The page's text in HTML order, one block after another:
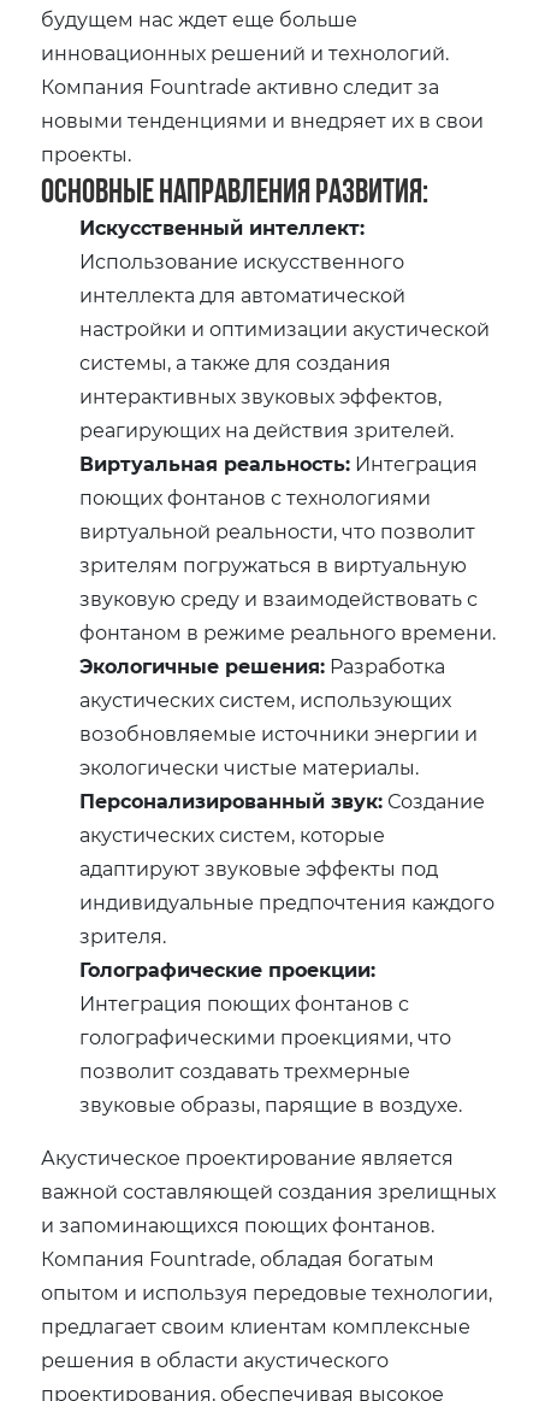
будущем нас ждет еще больше
инновационных решений и технологий.
Компания Fountrade активно следит за
новыми тенденциями и внедряет их в свои
проекты.
Основные направления развития:
Искусственный интеллект:
Использование искусственного
интеллекта для автоматической
настройки и оптимизации акустической
системы, а также для создания
интерактивных звуковых эффектов,
реагирующих на действия зрителей.
Виртуальная реальность: Интеграция
поющих фонтанов с технологиями
виртуальной реальности, что позволит
зрителям погружаться в виртуальную
звуковую среду и взаимодействовать с
фонтаном в режиме реального времени.
Экологичные решения: Разработка
акустических систем, использующих
возобновляемые источники энергии и
экологически чистые материалы.
Персонализированный звук: Создание
акустических систем, которые
адаптируют звуковые эффекты под
индивидуальные предпочтения каждого
зрителя.
Голографические проекции:
Интеграция поющих фонтанов с
голографическими проекциями, что
позволит создавать трехмерные
звуковые образы, парящие в воздухе.
Акустическое проектирование является
важной составляющей создания зрелищных
и запоминающихся поющих фонтанов.
Компания Fountrade, обладая богатым
опытом и используя передовые технологии,
предлагает своим клиентам комплексные
решения в области акустического
проектирования, обеспечивая высокое